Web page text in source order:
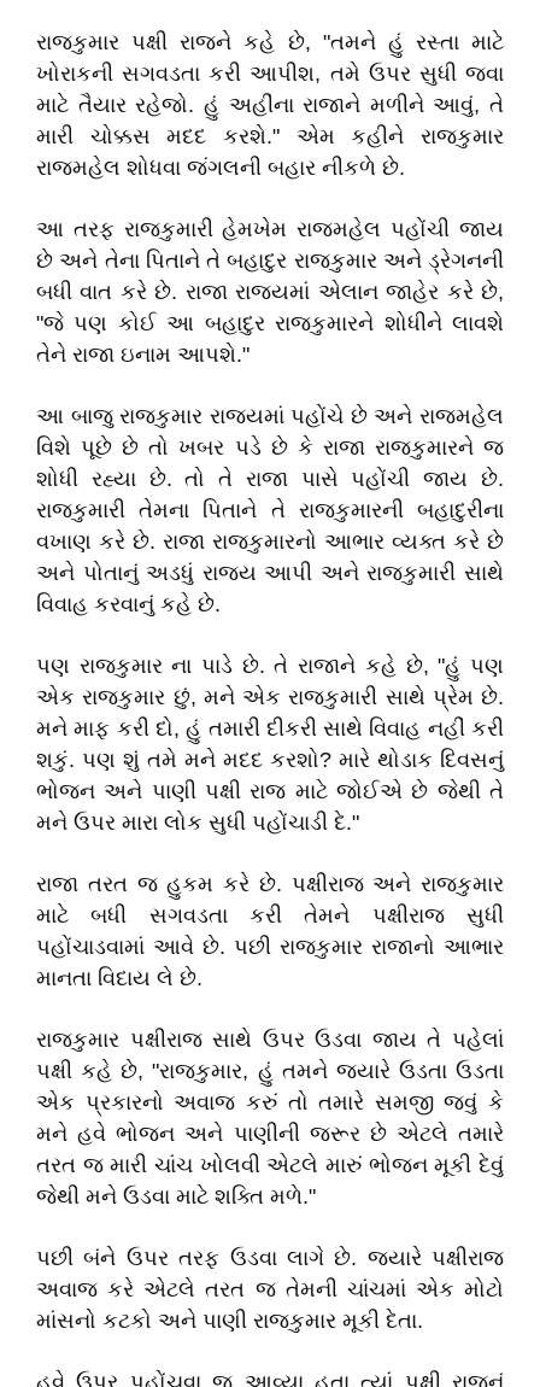
રાજકુમાર પક્ષી રાજને કહે છે, "તમને હું રસ્તા માટે
ખોરાકની સગવડતા કરી આપીશ, તમે ઉપર સુધી જવા
માટે તૈયાર રહેજો. હું અહીંના રાજાને મળીને આવું, તે
મારી ચોક્કસ મદદ કરશે." એમ કહીને રાજકુમાર
રાજમહેલ શોધવા જંગલની બહાર નીકળે છે.
આ તરફ રાજકુમારી હેમખેમ રાજમહેલ પહોંચી જાય
છે અને તેના પિતાને તે બહાદુર રાજકુમાર અને ડ્રેગનની
બધી વાત કરે છે. રાજા રાજ્યમાં એલાન જાહેર કરે છે,
"જે પણ કોઈ આ બહાદુર રાજકુમારને શોધીને લાવશે
તેને રાજા ઇનામ આપશે."
આ બાજુ રાજકુમાર રાજ્યમાં પહોંચે છે અને રાજમહેલ
વિશે પૂછે છે તો ખબર પડે છે કે રાજા રાજકુમારને જ
શોધી રહ્યા છે. તો તે રાજા પાસે પહોંચી જાય છે.
રાજકુમારી તેમના પિતાને તે રાજકુમારની બહાદુરીના
વખાણ કરે છે. રાજા રાજકુમારનો આભાર વ્યક્ત કરે છે
અને પોતાનું અડધું રાજ્ય આપી અને રાજકુમારી સાથે
વિવાહ કરવાનું કહે છે.
પણ રાજકુમાર ના પાડે છે. તે રાજાને કહે છે, "હું પણ
એક રાજકુમાર છું, મને એક રાજકુમારી સાથે પ્રેમ છે.
મને માફ કરી દો, હું તમારી દીકરી સાથે વિવાહ નહીં કરી
શકું. પણ શું તમે મને મદદ કરશો? મારે થોડાક દિવસનું
ભોજન અને પાણી પક્ષી રાજ માટે જોઈએ છે જેથી તે
મને ઉપર મારા લોક સુધી પહોંચાડી દે."
રાજા તરત જ હુકમ કરે છે. પક્ષીરાજ અને રાજકુમાર
માટે બધી સગવડતા કરી તેમને પક્ષીરાજ સુધી
પહોંચાડવામાં આવે છે. પછી રાજકુમાર રાજાનો આભાર
માનતા વિદાય લે છે.
રાજકુમાર પક્ષીરાજ સાથે ઉપર ઉડવા જાય તે પહેલાં
પક્ષી કહે છે, "રાજકુમાર, હું તમને જ્યારે ઉડતા ઉડતા
એક પ્રકારનો અવાજ કરું તો તમારે સમજી જવું કે
મને હવે ભોજન અને પાણીની જરૂર છે એટલે તમારે
તરત જ મારી ચાંચ ખોલવી એટલે મારું ભોજન મૂકી દેવું
જેથી મને ઉડવા માટે શક્તિ મળે."
પછી બંને ઉપર તરફ ઉડવા લાગે છે. જ્યારે પક્ષીરાજ
અવાજ કરે એટલે તરત જ તેમની ચાંચમાં એક મોટો
માંસનો કટકો અને પાણી રાજકુમાર મૂકી દેતા.
હવે ઉપર પહોંચવા જ આવ્યા હતા ત્યાં પક્ષી રાજનું